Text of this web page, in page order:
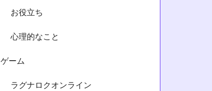
お役立ち
心理的なこと
ゲーム
ラグナロクオンライン